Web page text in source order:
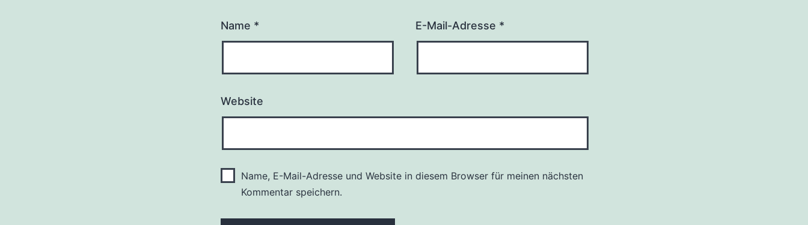
Name * E-Mail-Adresse *
Website
Name, E-Mail-Adresse und Website in diesem Browser für meinen nächsten
Kommentar speichern.